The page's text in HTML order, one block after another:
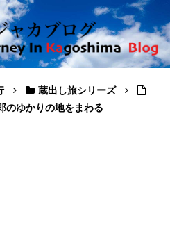
蔵出し旅シリーズ
のゆかりの地をまわる